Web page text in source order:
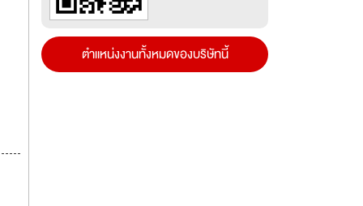
ตำแหน่งงานทั้งหมดของบริษัทนี้